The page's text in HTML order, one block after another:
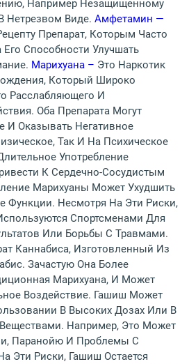
Например Незащищенному
Нетрезвом Виде. Амфетамин —
Препарат, Которым Часто
Способности Улучшать
Марихуана – Это Наркотик
Который Широко
Расслабляющего И
Оба Препарата Могут
И Оказывать Негативное
Так И На Психическое
Употребление
К Сердечно-Сосудистым
Марихуаны Может Ухудшить
Функции. Несмотря На Эти Риски,
Спортсменами Для
Или Борьбы С Травмами.
Каннабиса, Изготовленный Из
Зачастую Она Более
Марихуана, И Может
Воздействие. Гашиш Может
В Высоких Дозах Или В
Например, Это Может
Паранойю И Проблемы С
Эти Риски, Гашиш Остается